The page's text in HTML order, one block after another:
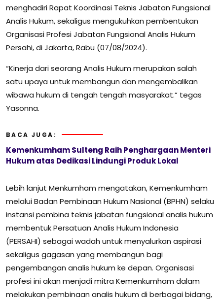
menghadiri Rapat Koordinasi Teknis Jabatan Fungsional
Analis Hukum, sekaligus mengukuhkan pembentukan
Organisasi Profesi Jabatan Fungsional Analis Hukum
Persahi, di Jakarta, Rabu (07/08/2024).
“Kinerja dari seorang Analis Hukum merupakan salah
satu upaya untuk membangun dan mengembalikan
wibawa hukum di tengah tengah masyarakat.” tegas
Yasonna.
BACA JUGA:
Kemenkumham Sulteng Raih Penghargaan Menteri
Hukum atas Dedikasi Lindungi Produk Lokal
Lebih lanjut Menkumham mengatakan, Kemenkumham
melalui Badan Pembinaan Hukum Nasional (BPHN) selaku
instansi pembina teknis jabatan fungsional analis hukum
membentuk Persatuan Analis Hukum Indonesia
(PERSAHI) sebagai wadah untuk menyalurkan aspirasi
sekaligus gagasan yang membangun bagi
pengembangan analis hukum ke depan. Organisasi
profesi ini akan menjadi mitra Kemenkumham dalam
melakukan pembinaan analis hukum di berbagai bidang,